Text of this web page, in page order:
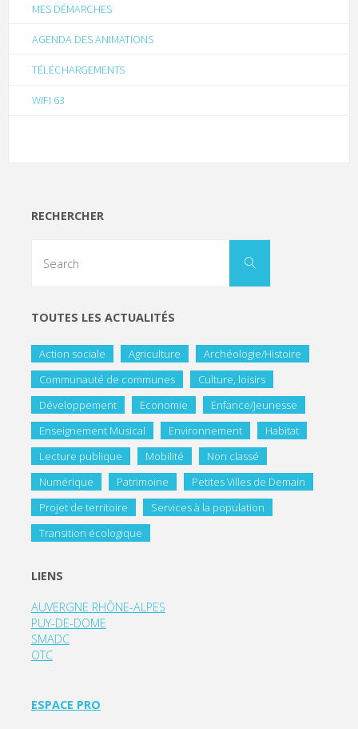
MES DÉMARCHES
AGENDA DES ANIMATIONS
TÉLÉCHARGEMENTS
WIFI 63
RECHERCHER
TOUTES LES ACTUALITÉS
Action sociale Agriculture
Archéologie/Histoire
Communauté de communes
Culture, loisirs
Développement
Economie
Enfance/Jeunesse
Enseignement Musical
Environnement
Habitat
Lecture publique
Mobilité
Non classé
Numérique
Patrimoine
Petites Villes de Demain
Projet de territoire
Services à la population
Transition écologique
LIENS
AUVERGNE RHÔNE-ALPES
PUY-DE-DOME
SMADC
OTC
ESPACE PRO